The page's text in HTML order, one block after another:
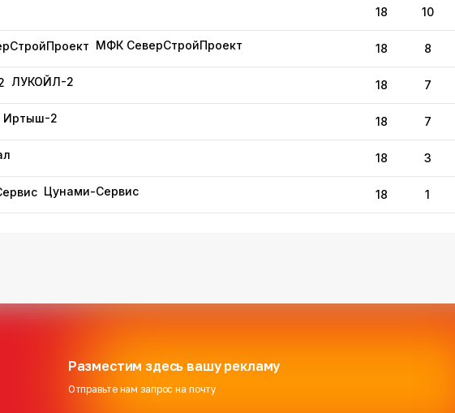
18 10
МФК СеверСтройПроект 18 8
ЛУКОЙЛ-2 18 7
Иртыш-2 18 7
18 3
Цунами-Сервис 18 1
Разместим здесь вашу рекламу
Отправьте нам запрос на почту